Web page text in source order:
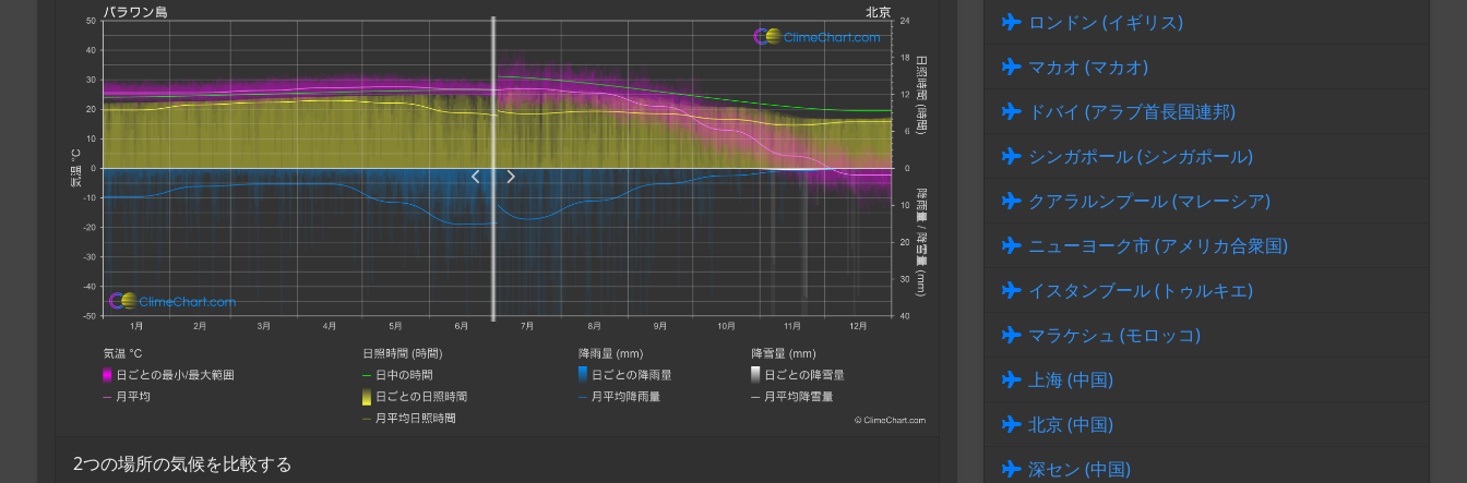
2つの場所の気候を比較する
ロンドン (イギリス)
マカオ (マカオ)
ドバイ (アラブ首長国連邦)
シンガポール (シンガポール)
クアラルンプール (マレーシア)
ニューヨーク市 (アメリカ合衆国)
イスタンブール (トゥルキエ)
マラケシュ (モロッコ)
上海 (中国)
北京 (中国)
深セン (中国)